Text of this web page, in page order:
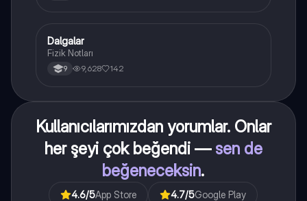
Fizik
Dalgalar
Fizik Notları
9 9,628 142
Kullanıcılarımızdan yorumlar. Onlar
her şeyi çok beğendi — sen de
beğeneceksin.
4.6/5App Store 4.7/5Google Play